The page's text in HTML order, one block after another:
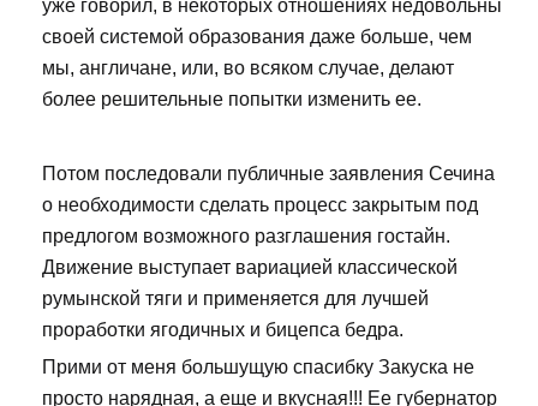
уже говорил, в некоторых отношениях недовольны
своей системой образования даже больше, чем
мы, англичане, или, во всяком случае, делают
более решительные попытки изменить ее.
Потом последовали публичные заявления Сечина
о необходимости сделать процесс закрытым под
предлогом возможного разглашения гостайн.
Движение выступает вариацией классической
румынской тяги и применяется для лучшей
проработки ягодичных и бицепса бедра.
Прими от меня большущую спасибку Закуска не
просто нарядная, а еще и вкусная!!! Ее губернатор